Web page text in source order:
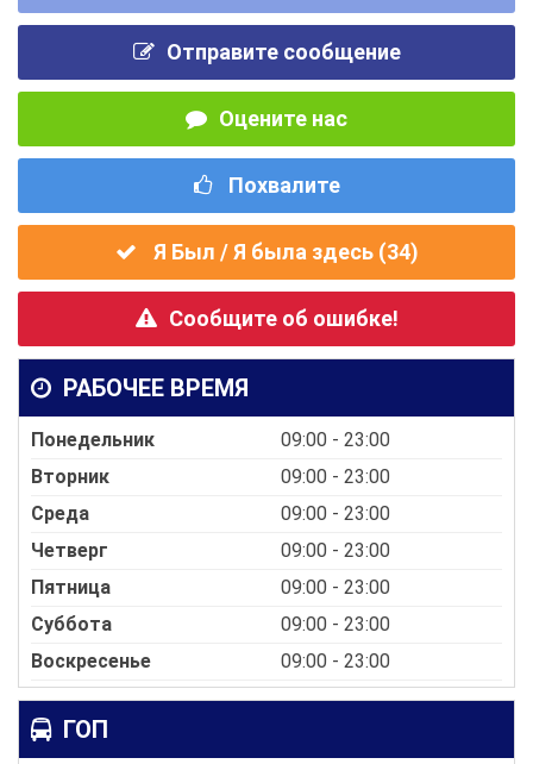
Отправите сообщение
Оцените нас
Похвалите
Я Был / Я была здесь (34)
Сообщите об ошибке!
РАБОЧЕЕ ВРЕМЯ
Понедельник
09:00 - 23:00
Вторник
09:00 - 23:00
Среда
09:00 - 23:00
Четверг
09:00 - 23:00
Пятница
09:00 - 23:00
Суббота
09:00 - 23:00
Воскресенье
09:00 - 23:00
ГОП